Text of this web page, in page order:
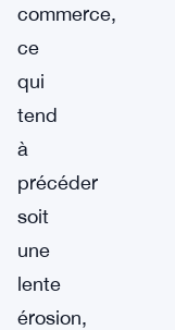
commerce,
ce
qui
tend
à
précéder
soit
une
lente
érosion,